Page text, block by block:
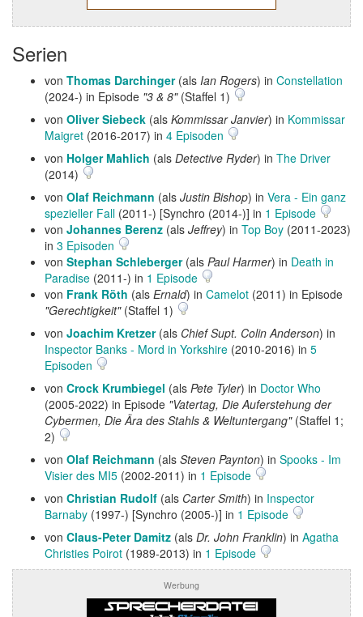
Serien
von Thomas Darchinger(als Ian Rogers) in Constellation
(2024-) in Episode "3 & 8"(Staffel 1)
von Oliver Siebeck (als Kommissar Janvier) in Kommissar
Maigret (2016-2017) in 4 Episoden
von Holger Mahlich (als Detective Ryder) in The Driver
(2014)
von Olaf Reichmann (als Justin Bishop) in Vera - Ein ganz
spezieller Fall (2011-) [Synchro (2014-)] in 1 Episode
von Johannes Berenz (als Jeffrey) in Top Boy (2011-2023)
in 3 Episoden
von Stephan Schleberger(als Paul Harmer) in Death in
Paradise (2011-) in 1 Episode
von Frank Röth (als Ernald) in Camelot (2011) in Episode
"Gerechtigkeit"(Staffel 1)
von Joachim Kretzer(als Chief Supt. Colin Anderson) in
Inspector Banks - Mord in Yorkshire (2010-2016) in 5
Episoden
von Crock Krumbiegel (als Pete Tyler) in Doctor Who
(2005-2022) in Episode "Vatertag, Die Auferstehung der
Cybermen, Die Ära des Stahls & Weltuntergang"(Staffel 1;
2)
von Olaf Reichmann (als Steven Paynton) in Spooks - Im
Visier des MI5 (2002-2011) in 1 Episode
von Christian Rudolf (als Carter Smith) in Inspector
Barnaby (1997-) [Synchro (2005-)] in 1 Episode
von Claus-Peter Damitz (als Dr. John Franklin) in Agatha
Christies Poirot (1989-2013) in 1 Episode
Werbung